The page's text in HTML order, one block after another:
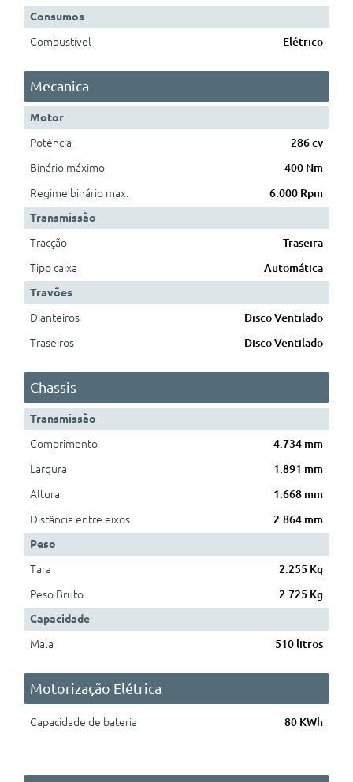
Consumos
Combustível
Elétrico
Mecanica
Motor
Potência
286 cv
Binário máximo
400 Nm
Regime binário max.
6.000 Rpm
Transmissão
Tracção
Traseira
Tipo caixa
Automática
Travões
Dianteiros
Disco Ventilado
Traseiros
Disco Ventilado
Chassis
Transmissão
Comprimento
4.734 mm
Largura
1.891 mm
Altura
1.668 mm
Distância entre eixos
2.864 mm
Peso
Tara
2.255 Kg
Peso Bruto
2.725 Kg
Capacidade
Mala
510 litros
Motorização Elétrica
Capacidade de bateria 80 KWh